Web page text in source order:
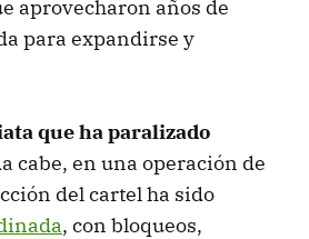
aprovecharon años de
para expandirse y
que ha paralizado
cabe, en una operación de
del cartel ha sido
, con bloqueos,